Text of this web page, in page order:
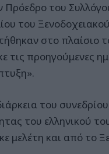
Πρόεδρο του
του
στο πλαίσιο
τις προηγούμενες
του
του ελληνικού
μελέτη και από το